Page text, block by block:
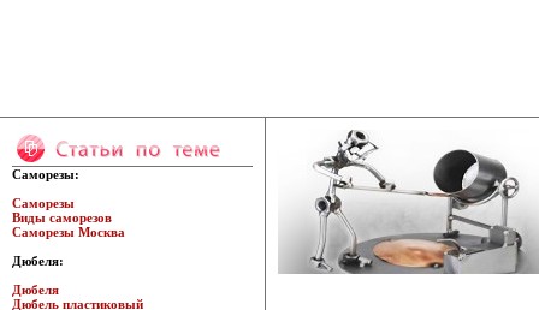
Саморезы:
Саморезы
Виды саморезов
Саморезы Москва
Дюбеля:
Дюбеля
Дюбель пластиковый